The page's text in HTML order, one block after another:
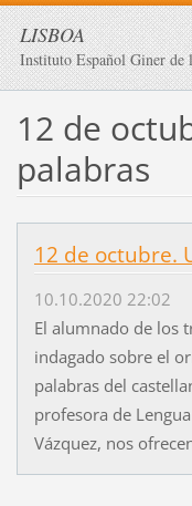
LISBOA
Instituto Español Giner de
12 de
palabras
12 de octubre.
10.10.2020 22:02
El alumnado de los
indagado sobre el
palabras del
profesora de
Vázquez, nos